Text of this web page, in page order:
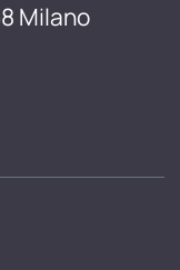
Milano